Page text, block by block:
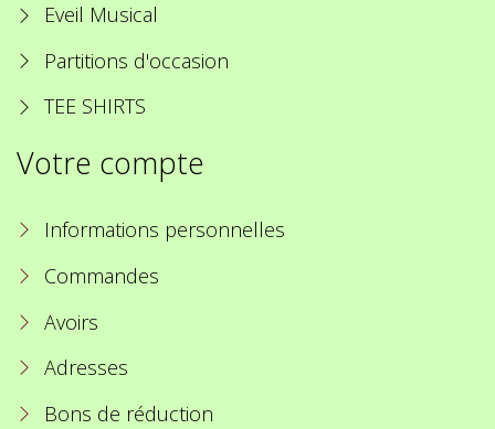
Eveil Musical
Partitions d'occasion
TEE SHIRTS
Votre compte
Informations personnelles
Commandes
Avoirs
Adresses
Bons de réduction